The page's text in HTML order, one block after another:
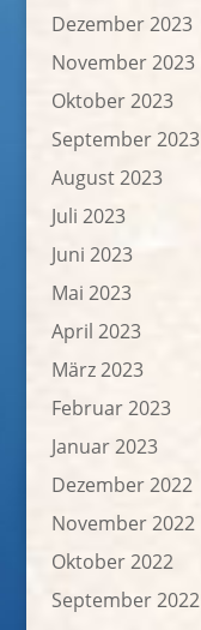
Dezember 2023
November 2023
Oktober 2023
September 2023
August 2023
Juli 2023
Juni 2023
Mai 2023
April 2023
März 2023
Februar 2023
Januar 2023
Dezember 2022
November 2022
Oktober 2022
September 2022